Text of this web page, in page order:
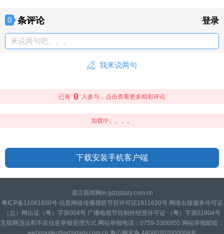
0 条评论 登录
来说两句吧。。。
我来说两句
已有 0 人参与，点击查看更多精彩评论
加载中。。。。
下载安装手机客户端
湛江新闻网m.gdzjdaily.com.cn
粤ICP备11061600号 信息网络传播视听节目许可证1911620号 网络出版服务许可证
（总）网出证（粤）字第004号 广播电视节目制作经营许可证 （粤）字第01804号
互联网违法和不良信息举报受理方式 网站举报电话：0759-3366955 网站举报邮箱：